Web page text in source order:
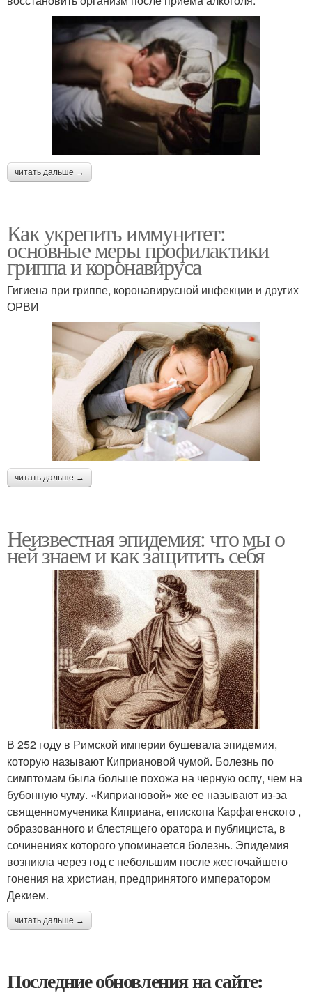
читать дальше →
Как укрепить иммунитет:
основные меры профилактики
гриппа и коронавируса
Гигиена при гриппе, коронавирусной инфекции и других
ОРВИ
читать дальше →
Неизвестная эпидемия: что мы о
ней знаем и как защитить себя
В 252 году в Римской империи бушевала эпидемия,
которую называют Киприановой чумой. Болезнь по
симптомам была больше похожа на черную оспу, чем на
бубонную чуму. «Киприановой» же ее называют из-за
священномученика Киприана, епископа Карфагенского ,
образованного и блестящего оратора и публициста, в
сочинениях которого упоминается болезнь. Эпидемия
возникла через год с небольшим после жесточайшего
гонения на христиан, предпринятого императором
Декием.
читать дальше →
Последние обновления на сайте: